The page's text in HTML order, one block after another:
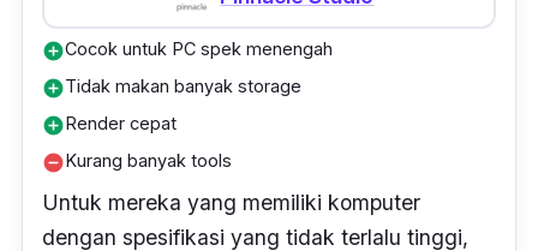
add_circleCocok untuk PC spek menengah
add_circleTidak makan banyak storage
add_circleRender cepat
remove_circleKurang banyak tools
Untuk mereka yang memiliki komputer
dengan spesifikasi yang tidak terlalu tinggi,